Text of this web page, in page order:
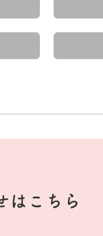
はこちら